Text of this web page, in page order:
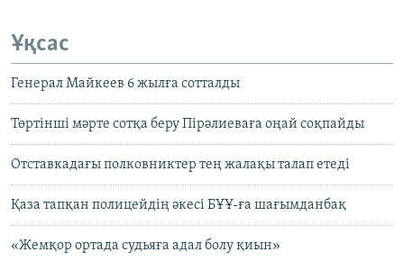
Ұқсас
Генерал Майкеев 6 жылға сотталды
Төртінші мәрте сотқа беру Пірәлиеваға оңай соқпайды
Отставкадағы полковниктер тең жалақы талап етеді
Қаза тапқан полицейдің әкесі БҰҰ-ға шағымданбақ
«Жемқор ортада судьяға адал болу қиын»